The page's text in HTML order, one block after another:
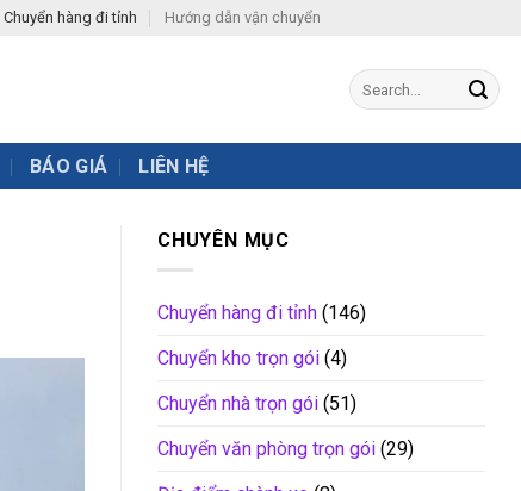
Chuyển hàng đi tỉnh Hướng dẫn vận chuyển
BÁO GIÁ LIÊN HỆ
CHUYÊN MỤC
Chuyển hàng đi tỉnh (146)
Chuyển kho trọn gói (4)
Chuyển nhà trọn gói (51)
Chuyển văn phòng trọn gói (29)